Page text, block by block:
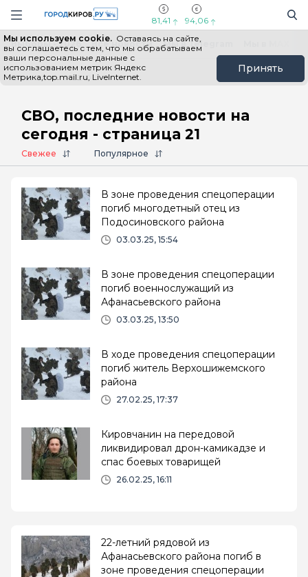
Навигация сайта
81,41 94,06
Мы используем cookie. Оставаясь на сайте,
вы соглашаетесь с тем, что мы обрабатываем
ваши персональные данные с
использованием метрик Яндекс
Метрика,top.mail.ru, LiveInternet.
Принять
Выборы - 2026 Все новости Мы в Telegram
Главная # СВО
СВО, последние новости на
сегодня - страница 21
Свежее Популярное
В зоне проведения спецоперации
погиб многодетный отец из
Подосиновского района
03.03.25, 15:54
В зоне проведения спецоперации
погиб военнослужащий из
Афанасьевского района
03.03.25, 13:50
В ходе проведения спецоперации
погиб житель Верхошижемского
района
27.02.25, 17:37
Кировчанин на передовой
ликвидировал дрон-камикадзе и
спас боевых товарищей
26.02.25, 16:11
22-летний рядовой из
Афанасьевского района погиб в
зоне проведения спецоперации